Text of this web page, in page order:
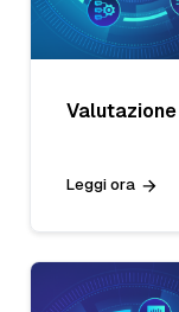
Leggi ora